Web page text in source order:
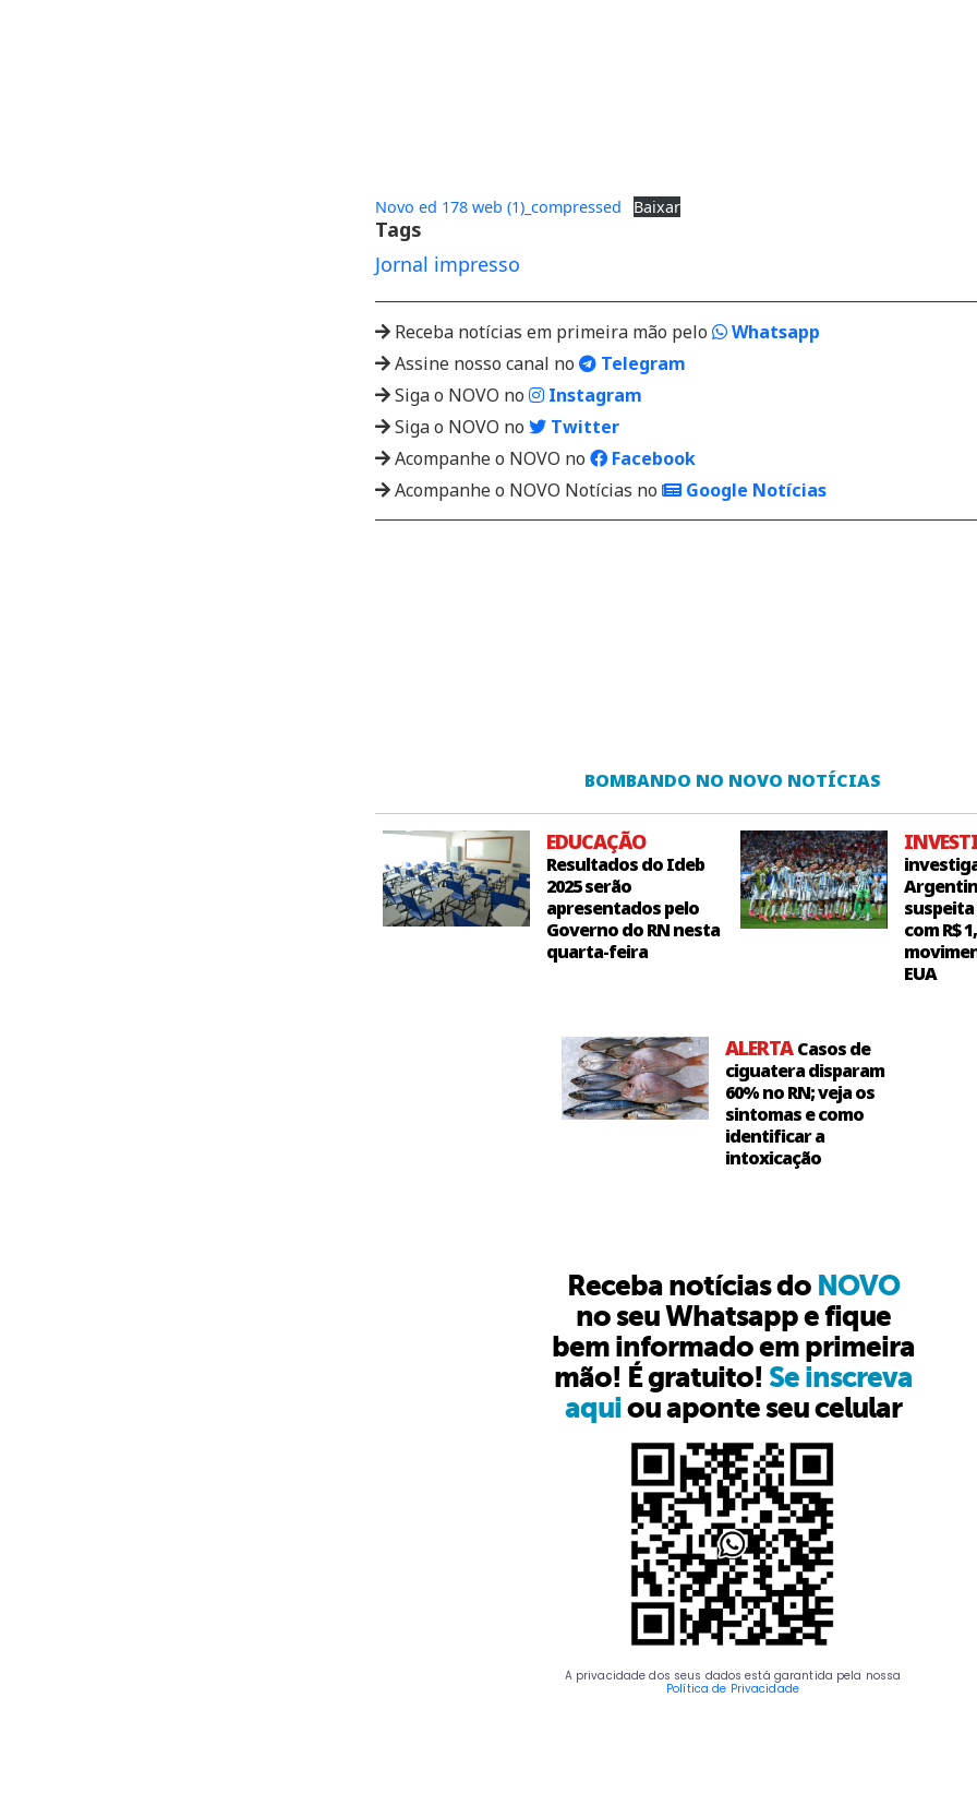
Novo ed 178 web (1)_compressed Baixar
Tags
Jornal impresso
Receba notícias em primeira mão pelo
Whatsapp
Assine nosso canal no
Telegram
Siga o NOVO no
Instagram
Siga o NOVO no
Twitter
Acompanhe o NOVO no
Facebook
Acompanhe o NOVO Notícias no
Google Notícias
BOMBANDO NO NOVO NOTÍCIAS
EDUCAÇÃO
Resultados do Ideb
2025 serão
apresentados pelo
Governo do RN nesta
quarta-feira
com R$
EUA
ALERTACasos de
ciguatera disparam
60% no RN; veja os
sintomas e como
identificar a
intoxicação
Receba notícias do NOVO
no seu Whatsapp e fique
bem informado em primeira
mão! É gratuito! Se inscreva
aquiou aponte seu celular
A privacidade dos seus dados está garantida pela nossa
Política de Privacidade